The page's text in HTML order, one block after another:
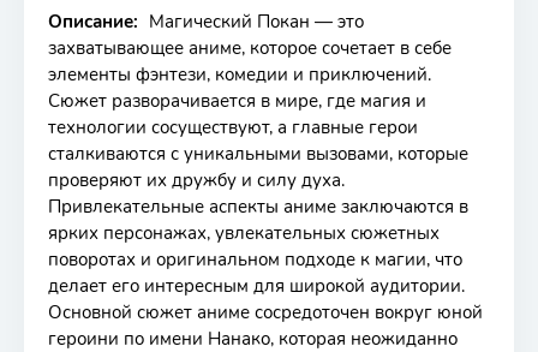
Описание: Магический Покан — это
захватывающее аниме, которое сочетает в себе
элементы фэнтези, комедии и приключений.
Сюжет разворачивается в мире, где магия и
технологии сосуществуют, а главные герои
сталкиваются с уникальными вызовами, которые
проверяют их дружбу и силу духа.
Привлекательные аспекты аниме заключаются в
ярких персонажах, увлекательных сюжетных
поворотах и оригинальном подходе к магии, что
делает его интересным для широкой аудитории.
Основной сюжет аниме сосредоточен вокруг юной
героини по имени Нанако, которая неожиданно